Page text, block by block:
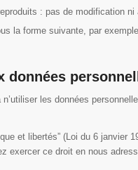
: pas de modification ni
la forme suivante, par
données
n’utiliser les données
et libertés” (Loi du 6 janvier
exercer ce droit en nous